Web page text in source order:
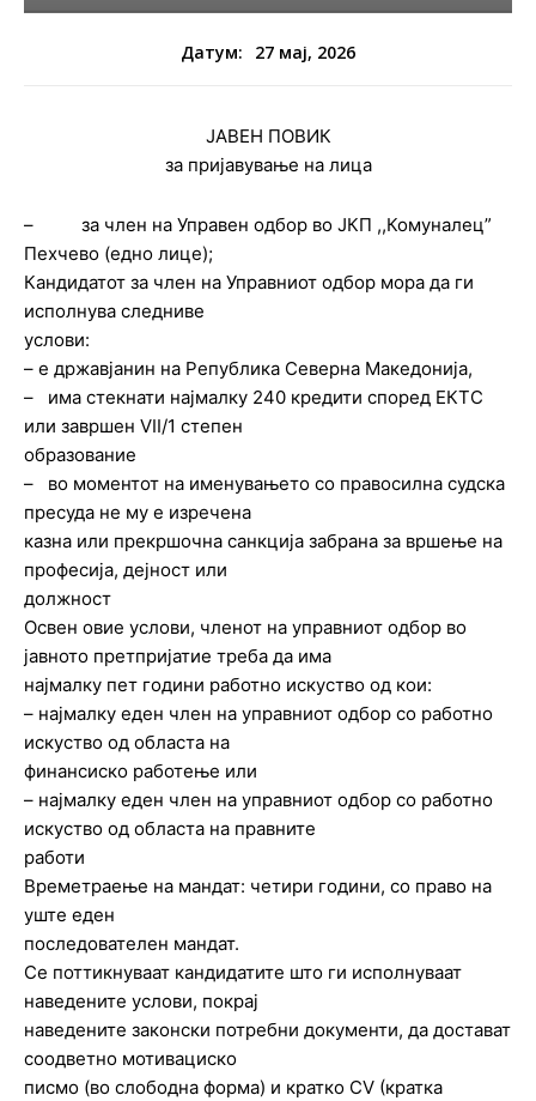
Датум: 27 мај, 2026
ЈАВЕН ПОВИК
за пријавување на лица
– за член на Управен одбор во ЈКП ,,Комуналец”
Пехчево (едно лицe);
Кандидатот за член на Управниот одбор мора да ги
исполнува следниве
услови:
– е државјанин на Република Северна Македонија,
– има стекнати најмалку 240 кредити според ЕКТС
или завршен VII/1 степен
образование
– во моментот на именувањето со правосилна судска
пресуда не му е изречена
казна или прекршочна санкција забрана за вршење на
професија, дејност или
должност
Освен овие услови, членот на управниот одбор во
јавното претпријатие треба да има
најмалку пет години работно искуство од кои:
– најмалку еден член на управниот одбор со работно
искуство од областа на
финансиско работење или
– најмалку еден член на управниот одбор со работно
искуство од областа на правните
работи
Времетраење на мандат: четири години, со право на
уште еден
последователен мандат.
Се поттикнуваат кандидатите што ги исполнуваат
наведените услови, покрај
наведените законски потребни документи, да достават
соодветно мотивациско
писмо (во слободна форма) и кратко CV (кратка